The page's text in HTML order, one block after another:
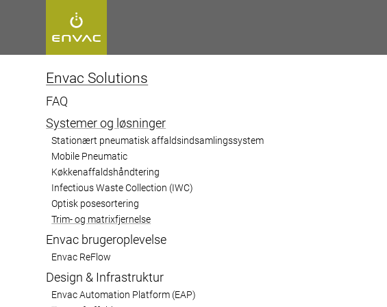
Envac Solutions
FAQ
Systemer og løsninger
Stationært pneumatisk affaldsindsamlingssystem
Mobile Pneumatic
Køkkenaffaldshåndtering
Infectious Waste Collection (IWC)
Optisk posesortering
Trim- og matrixfjernelse
Envac brugeroplevelse
Envac ReFlow
Design & Infrastruktur
Envac Automation Platform (EAP)
Start>Opdag Envac-systemet
Trim- og
matrixfjernelse
Forbedr effektiviteten med PAC’s pneumatiske trim- og
matrixaffaldsfjernelsessystemer